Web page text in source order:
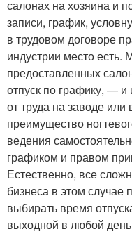
салонах на хозяина и
записи, график,
в трудовом договоре
индустрии место
предоставленных
отпуск по графику, — и
от труда на заводе или
преимущество
ведения
графиком и правом
Естественно, все
бизнеса в этом случае
выбирать время
выходной в любой